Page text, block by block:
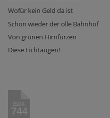
Wofür kein Geld da ist
Schon wieder der olle Bahnhof
Von grünen Hirnfürzen
Diese Lichtaugen!
Ausg.
744